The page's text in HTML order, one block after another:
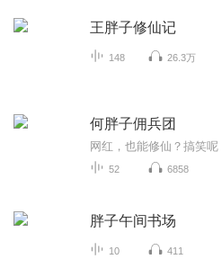
王胖子修仙记
148 26.3万
何胖子佣兵团
52 6858
胖子午间书场
10 411